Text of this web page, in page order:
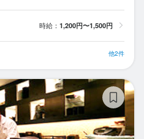
時給： 1,200円〜1,500円
他2件